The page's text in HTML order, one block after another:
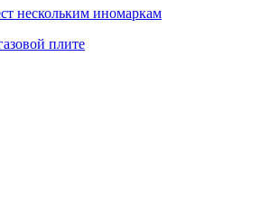
нескольким иномаркам
плите